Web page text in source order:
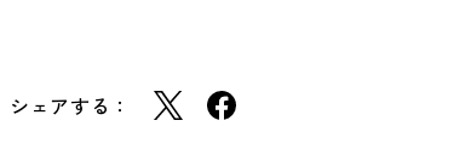
シェアする：